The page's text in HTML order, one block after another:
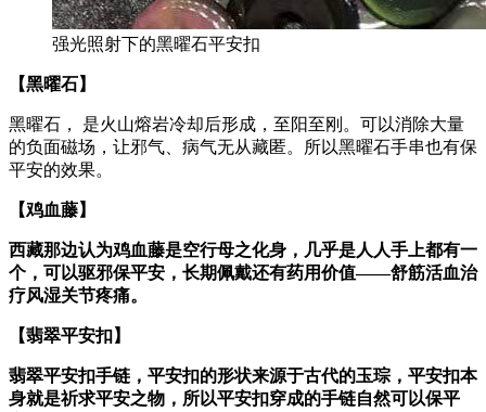
强光照射下的黑曜石平安扣
【黑曜石】
黑曜石， 是火山熔岩冷却后形成，至阳至刚。可以消除大量
的负面磁场，让邪气、病气无从藏匿。所以黑曜石手串也有保
平安的效果。
【鸡血藤】
西藏那边认为鸡血藤是空行母之化身，几乎是人人手上都有一
个，可以驱邪保平安，长期佩戴还有药用价值——舒筋活血治
疗风湿关节疼痛。
【翡翠平安扣】
翡翠平安扣手链，平安扣的形状来源于古代的玉琮，平安扣本
身就是祈求平安之物，所以平安扣穿成的手链自然可以保平